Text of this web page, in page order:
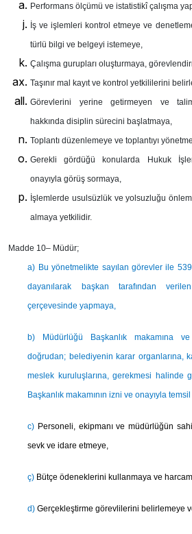
Performans ölçümü ve istatistikî çalışma
İş ve işlemleri kontrol etmeye ve
türlü bilgi ve belgeyi istemeye,
Çalışma gurupları oluşturmaya,
Taşınır mal kayıt ve kontrol yetkililerini
Görevlerini yerine getirmeyen ve
hakkında disiplin sürecini başlatmaya,
Toplantı düzenlemeye ve toplantıyı
Gerekli gördüğü konularda Hukuk
onayıyla görüş sormaya,
İşlemlerde usulsüzlük ve yolsuzluğu
almaya yetkilidir.
Madde 10– Müdür;
a) Bu yönetmelikte sayılan görevler ile
dayanılarak başkan tarafından
çerçevesinde yapmaya,
b) Müdürlüğü Başkanlık makamına
doğrudan; belediyenin karar organlarına,
meslek kuruluşlarına, gerekmesi halinde
Başkanlık makamının izni ve onayıyla temsil
c) Personeli, ekipmanı ve müdürlüğün
sevk ve idare etmeye,
ç) Bütçe ödeneklerini kullanmaya ve
d)Gerçekleştirme görevlilerini belirlemeye